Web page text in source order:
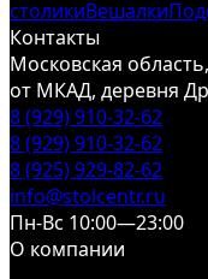
столикиВешалки
Контакты
Московская
от МКАД, деревня
8 (929) 910-32-62
8 (929) 910-32-62
8 (925) 929-82-62
info@stolcentr.ru
Пн-Вс 10:00—23:00
О компании